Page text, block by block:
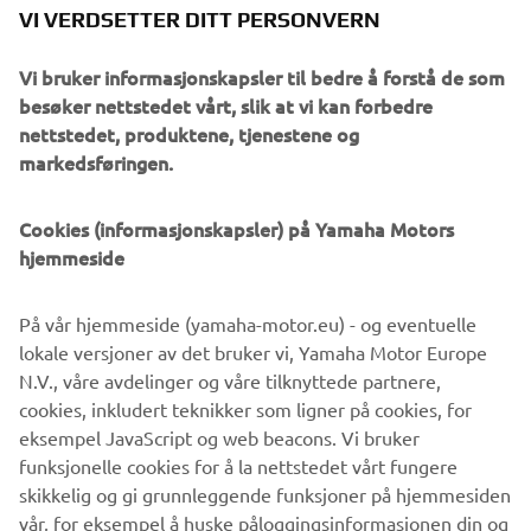
Future themed Yard Built project. Ton-up Garage’s Outrun
historic Punk’s Peak Race.
VI VERDSETTER DITT PERSONVERN
Vi bruker informasjonskapsler til bedre å forstå de som
besøker nettstedet vårt, slik at vi kan forbedre
nettstedet, produktene, tjenestene og
markedsføringen.
Cookies (informasjonskapsler) på Yamaha Motors
hjemmeside
På vår hjemmeside (yamaha-motor.eu) - og eventuelle
lokale versjoner av det bruker vi, Yamaha Motor Europe
N.V., våre avdelinger og våre tilknyttede partnere,
cookies, inkludert teknikker som ligner på cookies, for
eksempel JavaScript og web beacons. Vi bruker
funksjonelle cookies for å la nettstedet vårt fungere
skikkelig og gi grunnleggende funksjoner på hjemmesiden
vår, for eksempel å huske påloggingsinformasjonen din og